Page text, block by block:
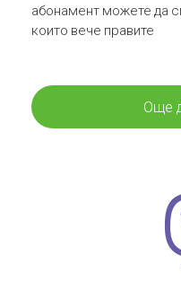
абонамент можете да
които вече правите
Още